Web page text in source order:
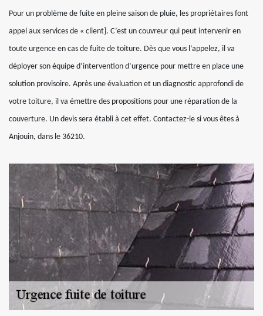
Pour un problème de fuite en pleine saison de pluie, les propriétaires font
appel aux services de « client}. C’est un couvreur qui peut intervenir en
toute urgence en cas de fuite de toiture. Dès que vous l’appelez, il va
déployer son équipe d’intervention d’urgence pour mettre en place une
solution provisoire. Après une évaluation et un diagnostic approfondi de
votre toiture, il va émettre des propositions pour une réparation de la
couverture. Un devis sera établi à cet effet. Contactez-le si vous êtes à
Anjouin, dans le 36210.